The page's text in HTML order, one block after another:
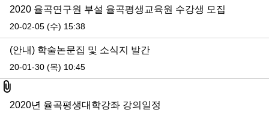
2020 율곡연구원 부설 율곡평생교육원 수강생 모집
20-02-05 (수) 15:38
(안내) 학술논문집 및 소식지 발간
20-01-30 (목) 10:45
첨부파일
2020년 율곡평생대학강좌 강의일정